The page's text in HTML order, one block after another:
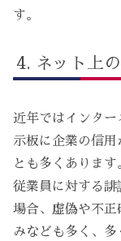
す。
ネット上
近年ではインタ
示板に企業の信
とも多くあります
従業員に対する誹
場合、虚偽や不
みなども多く、